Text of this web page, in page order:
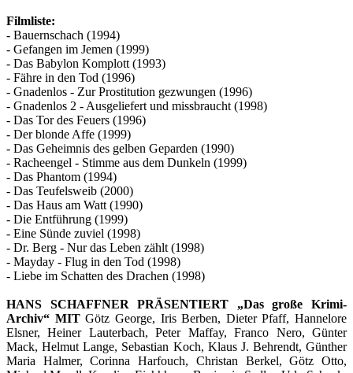
Filmliste:
- Bauernschach (1994)
- Gefangen im Jemen (1999)
- Das Babylon Komplott (1993)
- Fähre in den Tod (1996)
- Gnadenlos - Zur Prostitution gezwungen (1996)
- Gnadenlos 2 - Ausgeliefert und missbraucht (1998)
- Das Tor des Feuers (1996)
- Der blonde Affe (1999)
- Das Geheimnis des gelben Geparden (1990)
- Racheengel - Stimme aus dem Dunkeln (1999)
- Das Phantom (1994)
- Das Teufelsweib (2000)
- Das Haus am Watt (1990)
- Die Entführung (1999)
- Eine Sünde zuviel (1998)
- Dr. Berg - Nur das Leben zählt (1998)
- Mayday - Flug in den Tod (1998)
- Liebe im Schatten des Drachen (1998)
HANS SCHAFFNER PRÄSENTIERT „Das große Krimi-
Archiv“ MITGötz George, Iris Berben, Dieter Pfaff, Hannelore
Elsner, Heiner Lauterbach, Peter Maffay, Franco Nero, Günter
Mack, Helmut Lange, Sebastian Koch, Klaus J. Behrendt, Günther
Maria Halmer, Corinna Harfouch, Christan Berkel, Götz Otto,